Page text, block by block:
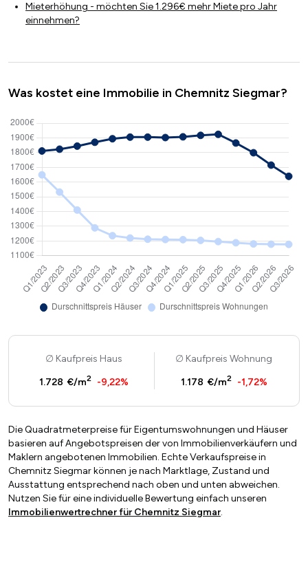
Mieterhöhung - möchten Sie 1.296€ mehr Miete pro Jahr
einnehmen?
Was kostet eine Immobilie in Chemnitz Siegmar?
Kaufpreis Haus
1.728 €/m2 -9,22%
Kaufpreis Wohnung
1.178 €/m2 -1,72%
Die Quadratmeterpreise für Eigentumswohnungen und Häuser
basieren auf Angebotspreisen der von Immobilienverkäufern und
Maklern angebotenen Immobilien. Echte Verkaufspreise in
Chemnitz Siegmar können je nach Marktlage, Zustand und
Ausstattung entsprechend nach oben und unten abweichen.
Nutzen Sie für eine individuelle Bewertung einfach unseren
Immobilienwertrechner für Chemnitz Siegmar.